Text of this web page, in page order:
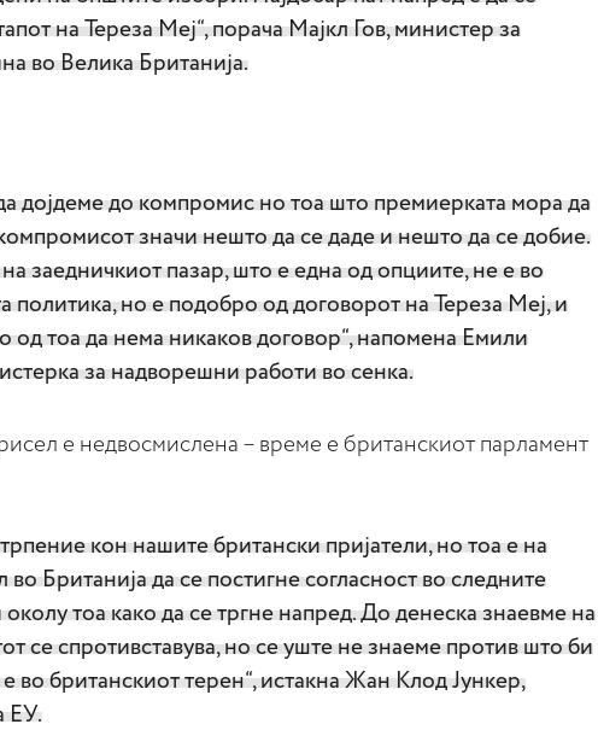
на Тереза Меј“, порача Мајкл Гов, министер за
во Велика Британија.
дојдеме до компромис но тоа што премиерката мора да
значи нешто да се даде и нешто да се добие.
заедничкиот пазар, што е една од опциите, не е во
политика, но е подобро од договорот на Тереза Меј, и
од тоа да нема никаков договор“, напомена Емили
за надворешни работи во сенка.
е недвосмислена – време е британскиот парламент
кон нашите британски пријатели, но тоа е на
во Британија да се постигне согласност во следните
тоа како да се тргне напред. До денеска знаевме на
се спротивставува, но се уште не знаеме против што би
е во британскиот терен“, истакна Жан Клод Јункер,
ЕУ.